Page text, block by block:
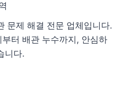
문제 해결 전문 업체입니다.
부터 배관 누수까지, 안심하
니다.